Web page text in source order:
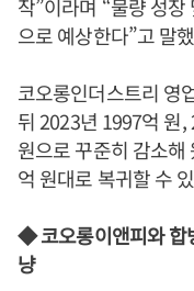
작”이라며 “물량 성
으로 예상한다”고 말
코오롱인더스트리 영
뒤 2023년 1997억 원
원으로 꾸준히 감소해
억 원대로 복귀할 수
◆ 코오롱이앤피와 합
냥